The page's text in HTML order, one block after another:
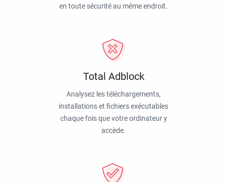
en toute sécurité au même endroit.
Total Adblock
Analysez les téléchargements,
installations et fichiers exécutables
chaque fois que votre ordinateur y
accède.